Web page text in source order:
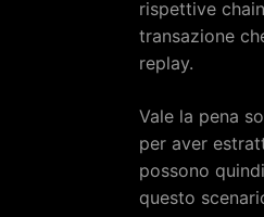
rispettive
transazione
replay.
Vale la pena
per aver
possono
questo